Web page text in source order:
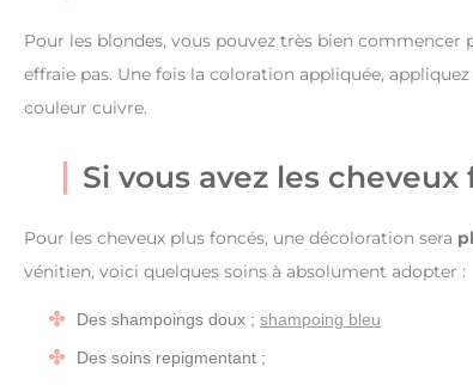
Pour les blondes, vous pouvez très bien commencer
effraie pas. Une fois la coloration appliquée,
couleur cuivre.
Si vous avez les cheveux
Pour les cheveux plus foncés, une décoloration sera
vénitien, voici quelques soins à absolument adopter :
Des shampoings doux ; shampoing bleu
Des soins repigmentant ;